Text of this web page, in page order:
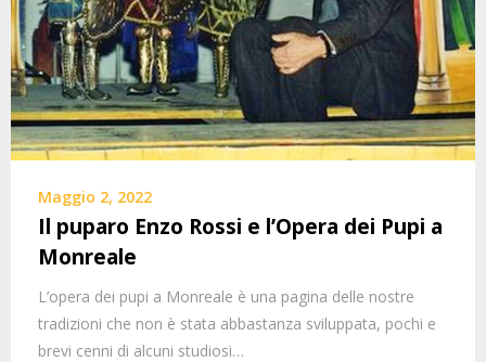
Maggio 2, 2022
Il puparo Enzo Rossi e l’Opera dei Pupi a
Monreale
L’opera dei pupi a Monreale è una pagina delle nostre
tradizioni che non è stata abbastanza sviluppata, pochi e
brevi cenni di alcuni studiosi…